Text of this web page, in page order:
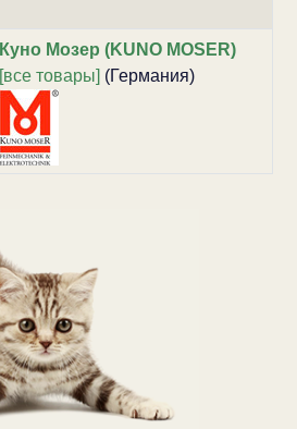
Куно Мозер (KUNO MOSER)
[все товары] (Германия)